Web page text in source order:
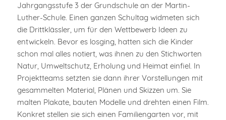
Jahrgangsstufe 3 der Grundschule an der Martin-
Luther-Schule. Einen ganzen Schultag widmeten sich
die Drittklässler, um für den Wettbewerb Ideen zu
entwickeln. Bevor es losging, hatten sich die Kinder
schon mal alles notiert, was ihnen zu den Stichworten
Natur, Umweltschutz, Erholung und Heimat einfiel. In
Projektteams setzten sie dann ihrer Vorstellungen mit
gesammelten Material, Plänen und Skizzen um. Sie
malten Plakate, bauten Modelle und drehten einen Film.
Konkret stellen sie sich einen Familiengarten vor, mit